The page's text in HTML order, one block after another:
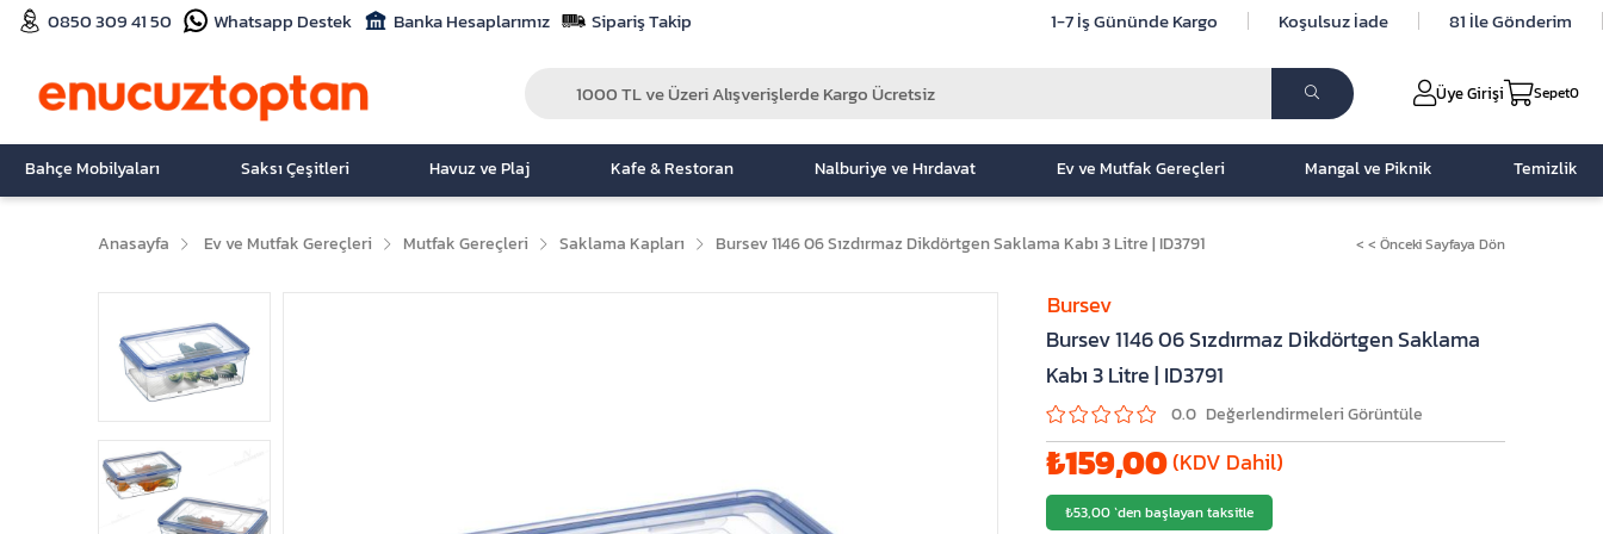
0850 309 41 50 Whatsapp Destek Banka Hesaplarımız Sipariş Takip 1-7 İş Gününde Kargo Koşulsuz İade 81 İle Gönderim
Üye Girişi Sepet0
Bahçe Mobilyaları Saksı Çeşitleri Havuz ve Plaj Kafe & Restoran Nalburiye ve Hırdavat Ev ve Mutfak Gereçleri Mangal ve Piknik Temizlik
Anasayfa Ev ve Mutfak Gereçleri Mutfak Gereçleri Saklama Kapları Bursev 1146 06 Sızdırmaz Dikdörtgen Saklama Kabı 3 Litre | ID3791 < < Önceki Sayfaya Dön
Bursev 1146 06 Sızdırmaz Dikdörtgen Saklama
Kabı 3 Litre | ID3791
0.0
₺159,00(KDV Dahil)
₺53,00`den başlayan taksitle
Bursev